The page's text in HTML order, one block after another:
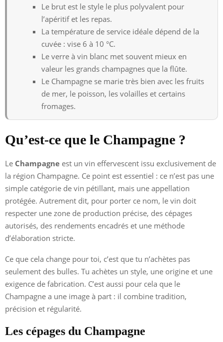
Le brut est le style le plus polyvalent pour
l’apéritif et les repas.
La température de service idéale dépend de la
cuvée : vise 6 à 10 °C.
Le verre à vin blanc met souvent mieux en
valeur les grands champagnes que la flûte.
Le Champagne se marie très bien avec les fruits
de mer, le poisson, les volailles et certains
fromages.
Qu’est-ce que le Champagne ?
Le Champagne est un vin effervescent issu exclusivement de
la région Champagne. Ce point est essentiel : ce n’est pas une
simple catégorie de vin pétillant, mais une appellation
protégée. Autrement dit, pour porter ce nom, le vin doit
respecter une zone de production précise, des cépages
autorisés, des rendements encadrés et une méthode
d’élaboration stricte.
Ce que cela change pour toi, c’est que tu n’achètes pas
seulement des bulles. Tu achètes un style, une origine et une
exigence de fabrication. C’est aussi pour cela que le
Champagne a une image à part : il combine tradition,
précision et régularité.
Les cépages du Champagne